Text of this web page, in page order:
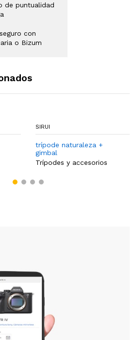
de puntualidad
con
o Bizum
SIRUI
trípode naturaleza +
gimbal
Trípodes y accesorios